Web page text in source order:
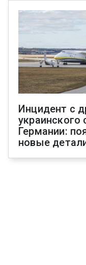
Инцидент с
украинского
Германии:
новые